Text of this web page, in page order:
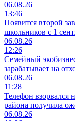
06.08.26
13:46
Появится второй
школьников с 1
06.08.26
12:26
Семейный
зарабатывает на
06.08.26
11:28
Телефон взорвался
района получила
06.08.26